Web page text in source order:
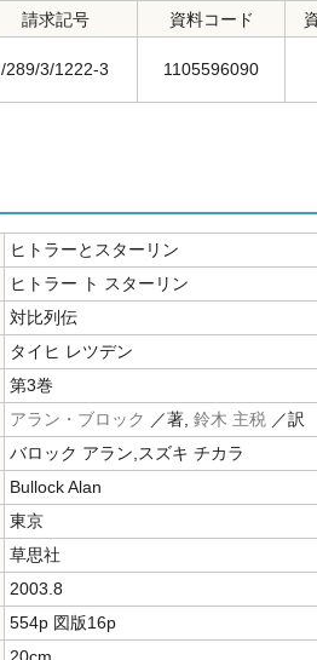
請求記号 資料コード
/289/3/1222-3 1105596090
ヒトラーとスターリン
ヒトラー ト スターリン
対比列伝
タイヒ レツデン
第3巻
アラン・ブロック ／著, 鈴木 主税 ／訳
バロック アラン,スズキ チカラ
Bullock Alan
東京
草思社
2003.8
554p 図版16p